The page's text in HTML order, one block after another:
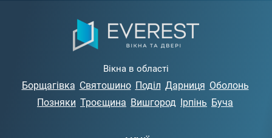
Вікна в області
Борщагівка Святошино Поділ Дарниця Оболонь
Позняки Троєщина Вишгород Ірпінь Буча